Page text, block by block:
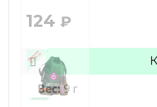
124 ₽
Вес:9 г